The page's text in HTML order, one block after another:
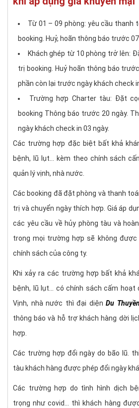
Từ 01 – 09 phòng: yêu cầu thanh
booking. Huỷ, hoãn thông báo trước
Khách ghép từ 10 phòng trở lên:
trị booking. Huỷ hoãn thông báo
phần còn lại trước ngày khách check
Trường hợp Charter tàu: Đặt
booking Thông báo trước 20 ngày.
ngày khách check in 03 ngày.
Các trường hợp đặc biệt bất khả
bệnh, lũ lụt… kèm theo chính sách
quản lý vịnh, nhà nước.
Các booking đã đặt phòng và thanh
trị và chuyển ngày thích hợp. Giá áp
các yêu cầu về hủy phòng tàu và
trong mọi trường hợp sẽ không
chính sách của công ty.
Khi xảy ra các trường hợp bất khả
bệnh, lũ lụt… có chính sách cấm hoạt
Vịnh, nhà nước thì đại diện Du
thông báo và hỗ trợ khách hàng dời
hợp.
Các trường hợp đổi ngày do bão lũ.
tàu khách hàng được phép đổi ngày
Các trường hợp do tình hình dịch
trọng như covid… thì khách hàng